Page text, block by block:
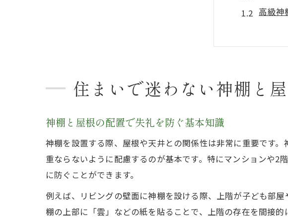
高級神
神棚
屋根上
屋根の下で
神棚
神棚
仏壇と
失礼回避へ
神棚・
住まいで迷わない神棚と
神棚と屋根の配置で失礼を防ぐ基本知識
神棚を設置する際、屋根や天井との関係性は非常に重要です
重ならないように配慮するのが基本です。特にマンションや
に防ぐことができます。
例えば、リビングの壁面に神棚を設ける際、上階が子ども部
棚の上部に「雲」などの紙を貼ることで、上階の存在を間接